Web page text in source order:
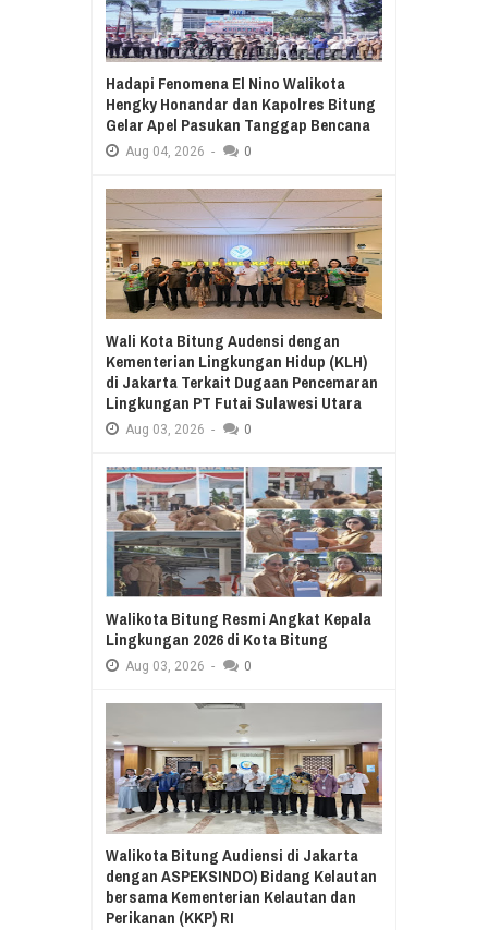
Hadapi Fenomena El Nino Walikota
Hengky Honandar dan Kapolres Bitung
Gelar Apel Pasukan Tanggap Bencana
Aug 04, 2026 - 0
Wali Kota Bitung Audensi dengan
Kementerian Lingkungan Hidup (KLH)
di Jakarta Terkait Dugaan Pencemaran
Lingkungan PT Futai Sulawesi Utara
Aug 03, 2026 - 0
Walikota Bitung Resmi Angkat Kepala
Lingkungan 2026 di Kota Bitung
Aug 03, 2026 - 0
Walikota Bitung Audiensi di Jakarta
dengan ASPEKSINDO) Bidang Kelautan
bersama Kementerian Kelautan dan
Perikanan (KKP) RI